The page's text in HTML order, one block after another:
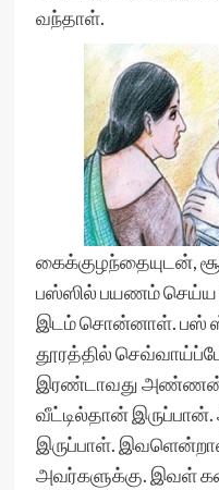
வந்தாள்.
கைக்குழந்தையுடன்,
பஸ்ஸில் பயணம் செய்ய
இடம் சொன்னாள். பஸ்
தூரத்தில்
இரண்டாவது அண்ணன்
வீட்டில்தான்
இருப்பாள்.
அவர்களுக்கு. இவள்